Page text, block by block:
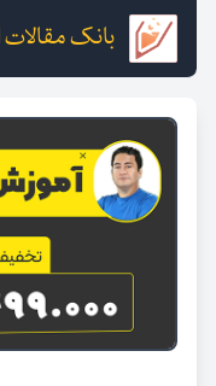
بانک مقالات